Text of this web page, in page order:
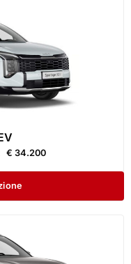
€ 34.200